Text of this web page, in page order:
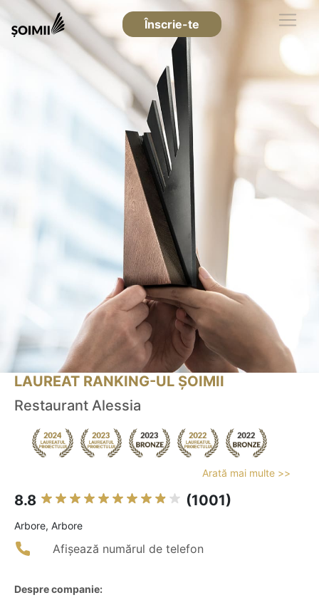
Înscrie-te
LAUREAT RANKING-UL ȘOIMII
Restaurant Alessia
Arată mai multe >>
8.8 (1001)
Arbore, Arbore
Afișează numărul de telefon
Despre companie: